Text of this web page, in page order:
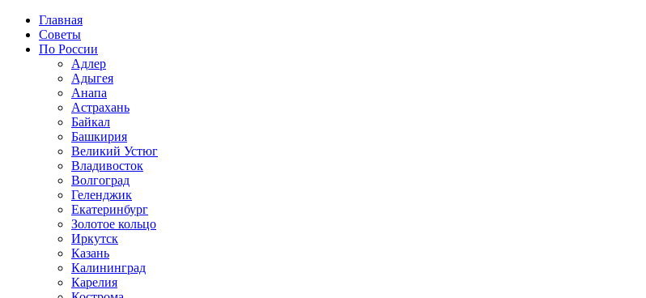
Главная
Советы
По России
Адлер
Адыгея
Анапа
Астрахань
Байкал
Башкирия
Великий Устюг
Владивосток
Волгоград
Геленджик
Екатеринбург
Золотое кольцо
Иркутск
Казань
Калининград
Карелия